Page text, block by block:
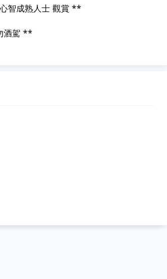
智成熟人士 觀賞 **
酒駕 **